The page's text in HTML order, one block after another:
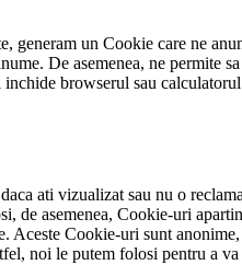
generam un Cookie care ne
De asemenea, ne permite
browserul sau
ati vizualizat sau nu o
de asemenea, Cookie-uri
Aceste Cookie-uri sunt
noi le putem folosi pentru a